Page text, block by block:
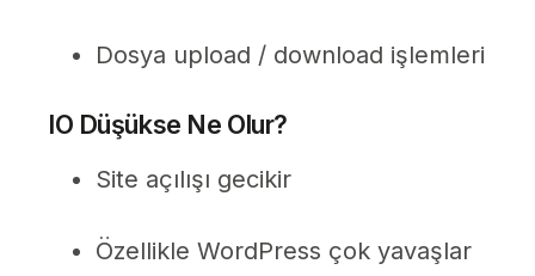
Dosya upload / download işlemleri
IO Düşükse Ne Olur?
Site açılışı gecikir
Özellikle WordPress çok yavaşlar